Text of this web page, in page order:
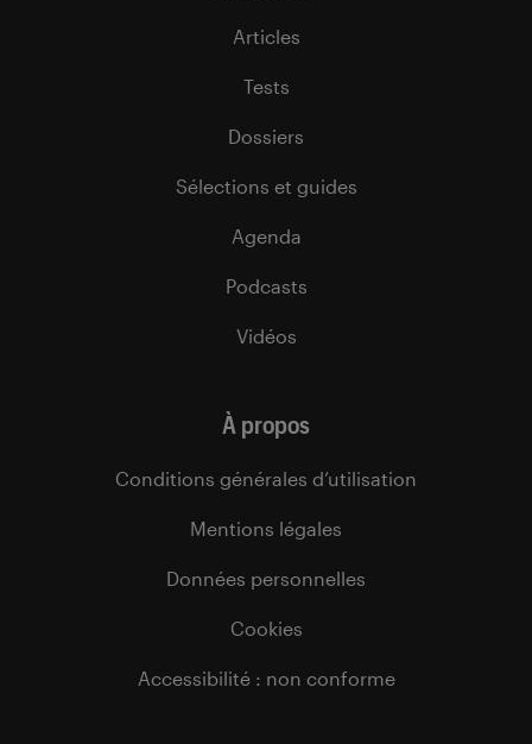
Articles
Tests
Dossiers
Sélections et guides
Agenda
Podcasts
Vidéos
À propos
Conditions générales d’utilisation
Mentions légales
Données personnelles
Cookies
Accessibilité : non conforme